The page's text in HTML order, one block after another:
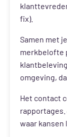
fix).
Samen met
merkbelofte
omgeving,
Het contact
waar kansen